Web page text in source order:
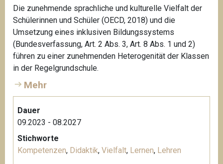
Die zunehmende sprachliche und kulturelle Vielfalt der
Schülerinnen und Schüler (OECD, 2018) und die
Umsetzung eines inklusiven Bildungssystems
(Bundesverfassung, Art. 2 Abs. 3, Art. 8 Abs. 1 und 2)
führen zu einer zunehmenden Heterogenität der Klassen
in der Regelgrundschule.
Mehr
Dauer
09.2023 - 08.2027
Stichworte
Kompetenzen, Didaktik, Vielfalt, Lernen, Lehren